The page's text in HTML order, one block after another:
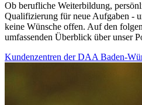
Ob berufliche Weiterbildung,
Qualifizierung für neue Aufgaben -
keine Wünsche offen. Auf den
umfassenden Überblick über unser
Kundenzentren der DAA Baden-